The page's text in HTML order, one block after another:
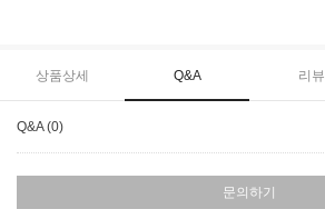
상품상세 Q&A 리뷰
Q&A (0)
문의하기